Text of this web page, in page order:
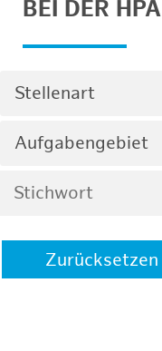
BEI DER HPA
Stellenart
Aufgabengebiet
Zurücksetzen